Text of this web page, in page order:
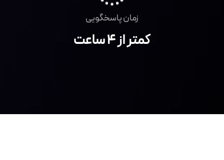
زمان پاسخگویی
کمتر از 4 ساعت